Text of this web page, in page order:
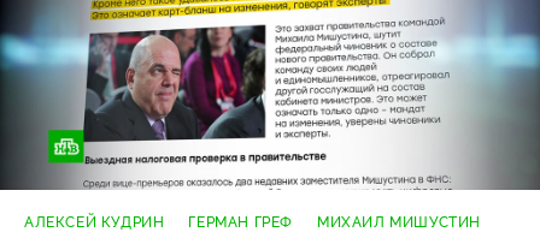
АЛЕКСЕЙ КУДРИН ГЕРМАН ГРЕФ
МИХАИЛ МИШУСТИН